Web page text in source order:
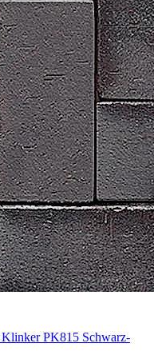
Klinker PK815 Schwarz-